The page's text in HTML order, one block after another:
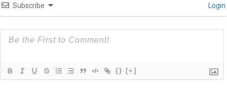
Subscribe Login
{} [+]